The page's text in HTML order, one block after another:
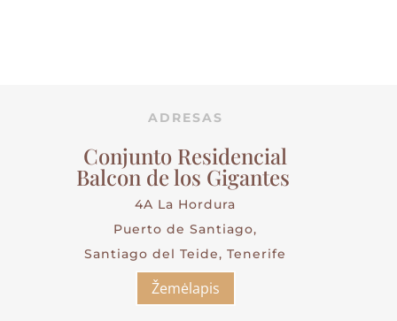
ADRESAS
Conjunto Residencial
Balcon de los Gigantes
4A La Hordura
Puerto de Santiago,
Santiago del Teide, Tenerife
Žemėlapis